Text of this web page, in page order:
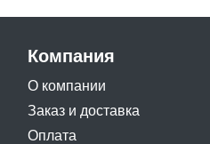
Компания
О компании
Заказ и доставка
Оплата